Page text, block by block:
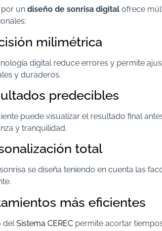
un diseño de sonrisa digital ofrece
milimétrica
digital reduce errores y permite
y duraderos.
predecibles
puede visualizar el resultado final
y tranquilidad.
total
se diseña teniendo en cuenta las
más eficientes
delSistema CEREC permite acortar